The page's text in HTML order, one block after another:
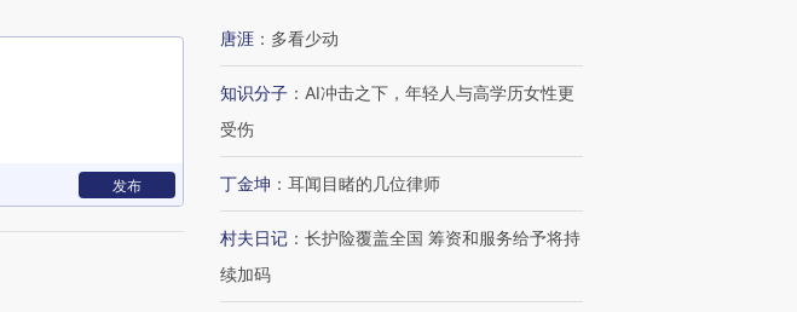
发布
唐涯 ： 多看少动
知识分子 ： AI冲击之下，年轻人与高学历女性更
受伤
丁金坤 ： 耳闻目睹的几位律师
村夫日记 ： 长护险覆盖全国 筹资和服务给予将持
续加码